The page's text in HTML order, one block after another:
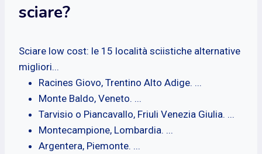
sciare?
Sciare low cost: le 15 località sciistiche alternative
migliori...
Racines Giovo, Trentino Alto Adige. ...
Monte Baldo, Veneto. ...
Tarvisio o Piancavallo, Friuli Venezia Giulia. ...
Montecampione, Lombardia. ...
Argentera, Piemonte. ...